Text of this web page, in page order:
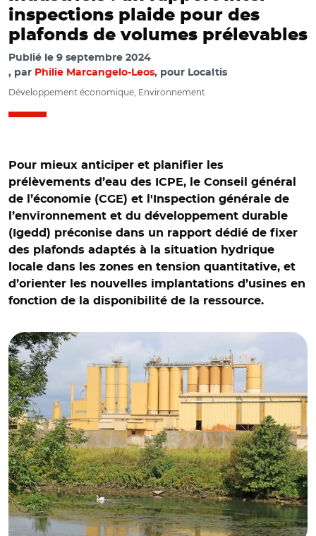
inspections plaide pour des
plafonds de volumes prélevables
Publié le 9 septembre 2024
par Philie Marcangelo-Leos, pour Localtis
Développement économique, Environnement
Pour mieux anticiper et planifier les
prélèvements d’eau des ICPE, le Conseil général
de l’économie (CGE) et l'Inspection générale de
l’environnement et du développement durable
(Igedd) préconise dans un rapport dédié de fixer
des plafonds adaptés à la situation hydrique
locale dans les zones en tension quantitative, et
d’orienter les nouvelles implantations d’usines en
fonction de la disponibilité de la ressource.